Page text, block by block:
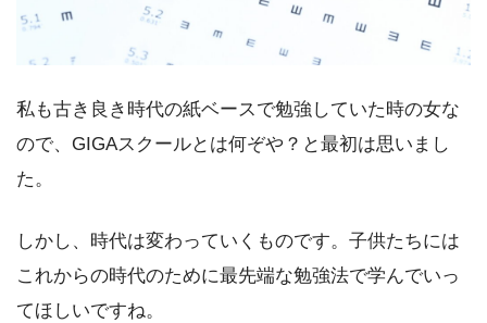
私も古き良き時代の紙ベースで勉強していた時の女な
ので、GIGAスクールとは何ぞや？と最初は思いまし
た。
しかし、時代は変わっていくものです。子供たちには
これからの時代のために最先端な勉強法で学んでいっ
てほしいですね。